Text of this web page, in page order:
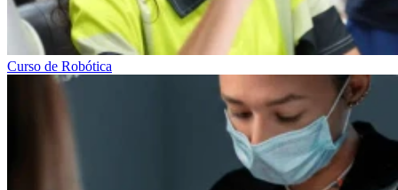
Curso de Robótica